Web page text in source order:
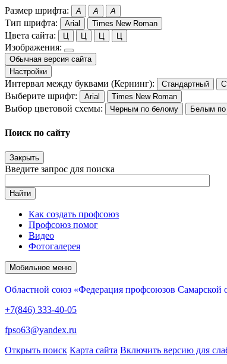
Размер шрифта: A A A
Тип шрифта: Arial Times New Roman
Цвета сайта: Ц Ц Ц Ц
Изображения:
Обычная версия сайта
Настройки
Интервал между буквами (Кернинг): Стандартный
Выберите шрифт: Arial Times New Roman
Выбор цветовой схемы: Черным по белому Белым по
Поиск по сайту
Закрыть
Введите запрос для поиска
Найти
Как создать профсоюз
Профсоюз помог
Видео
Фотогалерея
Мобильное меню
Областной союз «Федерация профсоюзов Самарской
+7(846) 333-40-05
fpso63@yandex.ru
Открыть поиск Карта сайта Включить версию для